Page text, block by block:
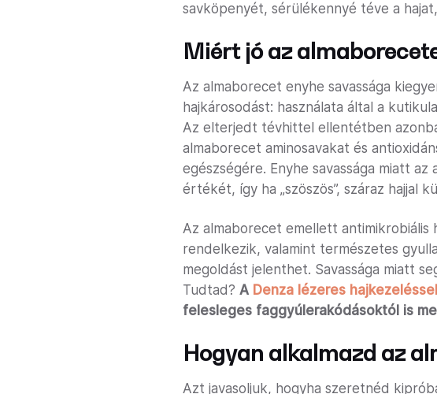
savköpenyét, sérülékennyé téve a
Miért jó az
Az almaborecet enyhe savassága
hajkárosodást: használata által a
Az elterjedt tévhittel ellentétben
almaborecet aminosavakat és
egészségére. Enyhe savassága miatt
értékét, így ha „szöszös”, száraz hajjal
Az almaborecet emellett
rendelkezik, valamint természetes
megoldást jelenthet. Savassága miatt
Tudtad? A Denza lézeres hajkezeléssel
felesleges faggyúlerakódásoktól is
Hogyan alkalmazd az
Azt javasoljuk, hogyha szeretnéd